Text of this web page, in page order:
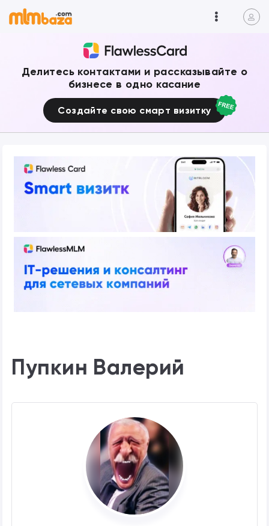
Делитесь контактами и рассказывайте о
бизнесе в одно касание
Создайте свою смарт визитку
Пупкин Валерий